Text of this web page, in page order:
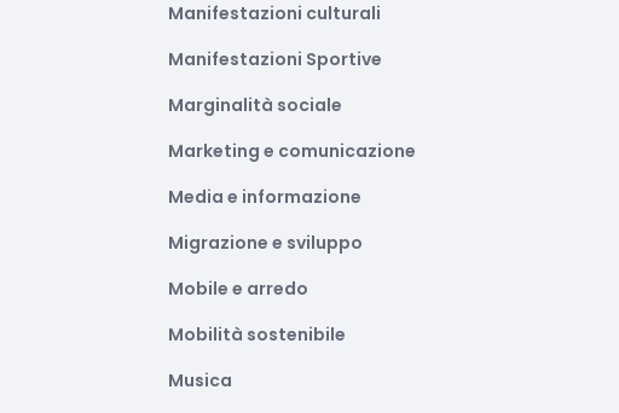
Manifestazioni culturali
Manifestazioni Sportive
Marginalità sociale
Marketing e comunicazione
Media e informazione
Migrazione e sviluppo
Mobile e arredo
Mobilità sostenibile
Musica